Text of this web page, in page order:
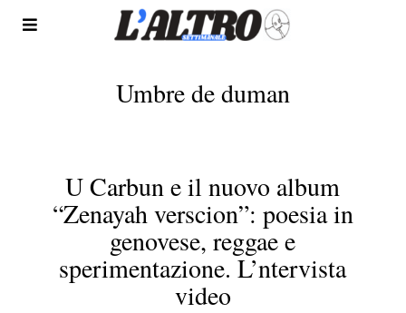
Umbre de duman
U Carbun e il nuovo album
“Zenayah verscion”: poesia in
genovese, reggae e
sperimentazione. L’ntervista
video